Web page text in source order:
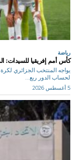
رياضة
كأس أمم إفريقيا للسيدات:
يواجه المنتخب الجزائري
لحساب الدور ربع...
5 أغسطس 2026